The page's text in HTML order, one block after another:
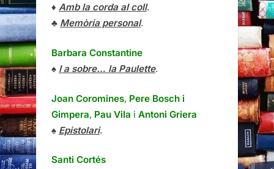
♦ Amb la corda al coll.
♣ Memòria personal.
Barbara Constantine
♠ I a sobre… la Paulette.
Joan Coromines, Pere Bosch i
Gimpera, Pau Vila i Antoni Griera
♠ Epistolari.
Santi Cortés